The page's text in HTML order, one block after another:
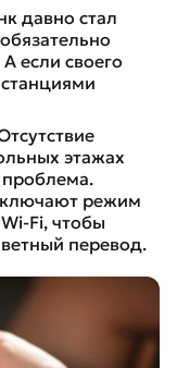
давно стал
если своего
этажах
режим
Fi, чтобы
перевод.